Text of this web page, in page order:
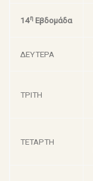
14η Εβδομάδα
ΔΕΥΤΕΡΑ
ΤΡΙΤΗ
ΤΕΤΑΡΤΗ